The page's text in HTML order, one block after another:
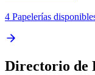
4 Papelerías
Directorio de